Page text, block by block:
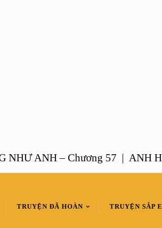
ANH – Chương 57 |ANH
TRUYỆN ĐÃ HOÀN TRUYỆN SẮP